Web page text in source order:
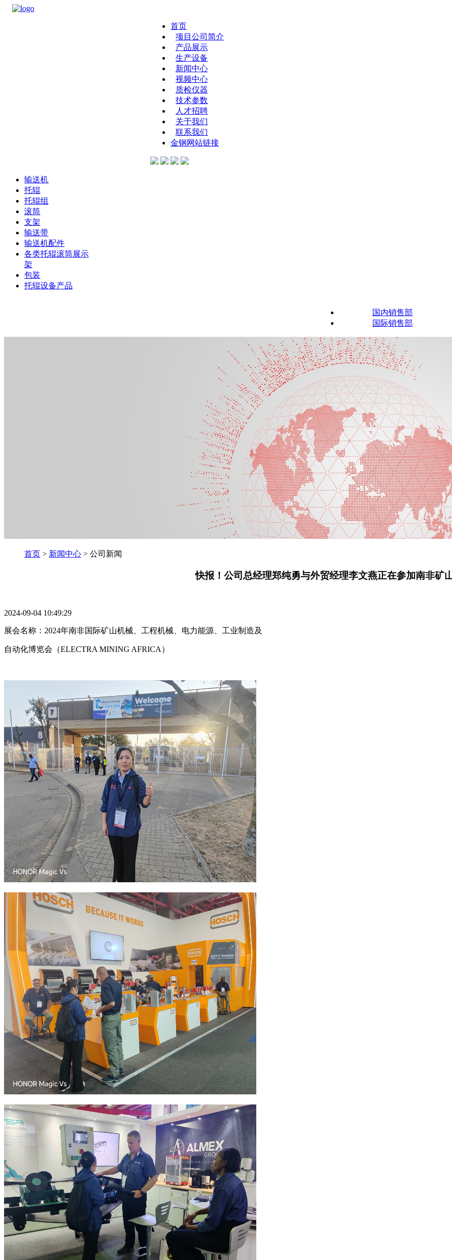
首页
项目公司简介
产品展示
生产设备
新闻中心
视频中心
质检仪器
技术参数
人才招聘
关于我们
联系我们
金钢网站链接
输送机
托辊
托辊组
滚筒
支架
输送带
输送机配件
各类托辊滚筒展示
架
包装
托辊设备产品
国内销售部
国际销售部
首页 > 新闻中心 > 公司新闻
快报！公司总经理郑纯勇与外贸经理李文燕正在参加南非矿
2024-09-04 10:49:29
展会名称：2024年南非国际矿山机械、工程机械、电力能源、工业制造及
自动化博览会（ELECTRA MINING AFRICA）